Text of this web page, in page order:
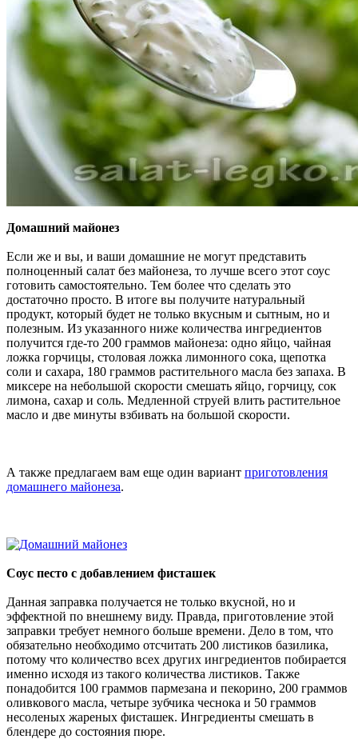
Домашний майонез
Если же и вы, и ваши домашние не могут представить
полноценный салат без майонеза, то лучше всего этот соус
готовить самостоятельно. Тем более что сделать это
достаточно просто. В итоге вы получите натуральный
продукт, который будет не только вкусным и сытным, но и
полезным. Из указанного ниже количества ингредиентов
получится где-то 200 граммов майонеза: одно яйцо, чайная
ложка горчицы, столовая ложка лимонного сока, щепотка
соли и сахара, 180 граммов растительного масла без запаха. В
миксере на небольшой скорости смешать яйцо, горчицу, сок
лимона, сахар и соль. Медленной струей влить растительное
масло и две минуты взбивать на большой скорости.
А также предлагаем вам еще один вариант приготовления
домашнего майонеза.
Соус песто с добавлением фисташек
Данная заправка получается не только вкусной, но и
эффектной по внешнему виду. Правда, приготовление этой
заправки требует немного больше времени. Дело в том, что
обязательно необходимо отсчитать 200 листиков базилика,
потому что количество всех других ингредиентов побирается
именно исходя из такого количества листиков. Также
понадобится 100 граммов пармезана и пекорино, 200 граммов
оливкового масла, четыре зубчика чеснока и 50 граммов
несоленых жареных фисташек. Ингредиенты смешать в
блендере до состояния пюре.